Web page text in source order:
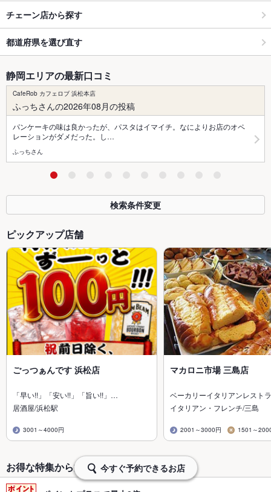
チェーン店から探す
都道府県を選び直す
静岡エリアの最新口コミ
CafeRob カフェロブ 浜松本店
ふっちさんの2026年08月の投稿
パンケーキの味は良かったが、パスタはイマイチ。なによりお店のオペ
レーションがダメだった。し…
ふっちさん
検索条件変更
ピックアップ店舗
ごっつぁんです 浜松店
「早い!!」「安い!!」「旨い!!」…
居酒屋/浜松駅
3001～4000円
マカロニ市場 三島店
ベーカリーイタリアンレスト
イタリアン・フレンチ/三島
2001～3000円 1501～
お得な特集から探す・予約する今すぐ予約できるお店